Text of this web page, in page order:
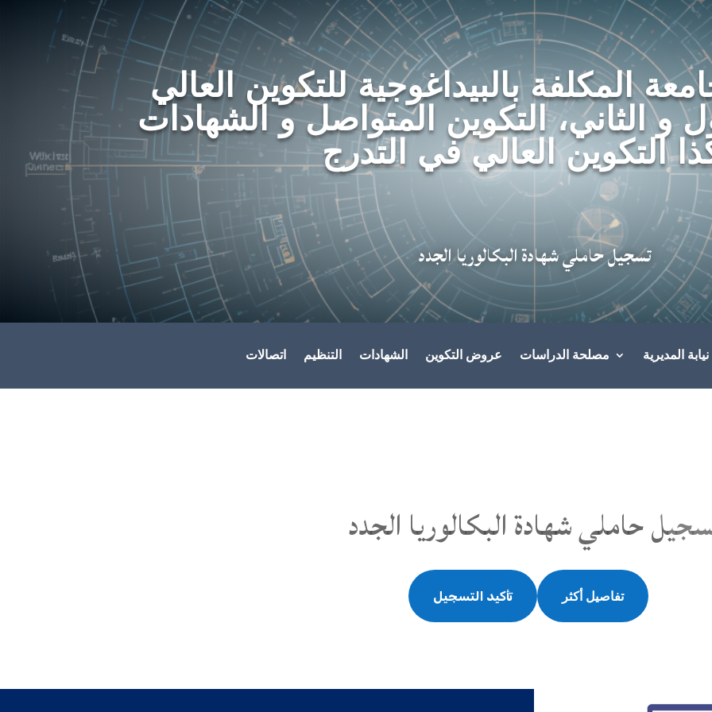
المكلفة بالبيداغوجية للتكوين العالي
و الثاني، التكوين المتواصل و الشهادات
التكوين العالي في التدرج
تسجيل حاملي شهادة البكالوريا الجدد
المديرية مصلحة الدراسات عروض التكوين الشهادات التنظيم اتصالات
حاملي شهادة البكالوريا الجدد
تفاصيل أكثر تأكيد التسجيل